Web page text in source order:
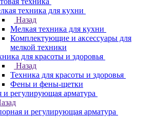
техника для кухни
Назад
Мелкая техника для кухни
Комплектующие и аксессуары для
мелкой техники
для красоты и здоровья
Назад
Техника для красоты и здоровья
Фены и фены-щетки
и регулирующая арматура
и регулирующая арматура